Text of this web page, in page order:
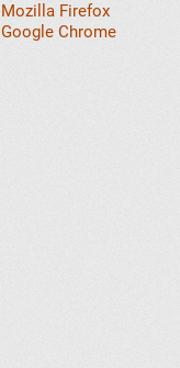
Mozilla Firefox
Google Chrome